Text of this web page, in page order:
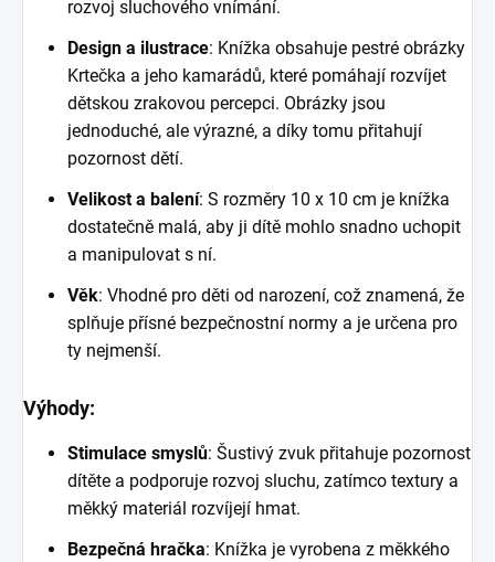
rozvoj sluchového vnímání.
Design a ilustrace: Knížka obsahuje pestré obrázky
Krtečka a jeho kamarádů, které pomáhají rozvíjet
dětskou zrakovou percepci. Obrázky jsou
jednoduché, ale výrazné, a díky tomu přitahují
pozornost dětí.
Velikost a balení: S rozměry 10 x 10 cm je knížka
dostatečně malá, aby ji dítě mohlo snadno uchopit
a manipulovat s ní.
Věk: Vhodné pro děti od narození, což znamená, že
splňuje přísné bezpečnostní normy a je určena pro
ty nejmenší.
Výhody:
Stimulace smyslů: Šustivý zvuk přitahuje pozornost
dítěte a podporuje rozvoj sluchu, zatímco textury a
měkký materiál rozvíjejí hmat.
Bezpečná hračka: Knížka je vyrobena z měkkého